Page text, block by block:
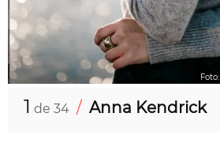
Foto:
1 de 34 / Anna Kendrick